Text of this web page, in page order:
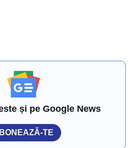
și pe Google News
TE